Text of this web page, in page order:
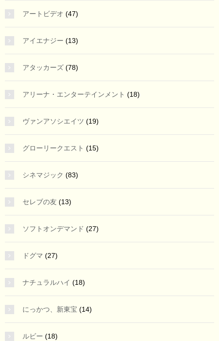
アートビデオ (47)
アイエナジー (13)
アタッカーズ (78)
アリーナ・エンターテインメント (18)
ヴァンアソシエイツ (19)
グローリークエスト (15)
シネマジック (83)
セレブの友 (13)
ソフトオンデマンド (27)
ドグマ (27)
ナチュラルハイ (18)
にっかつ、新東宝 (14)
ルビー (18)